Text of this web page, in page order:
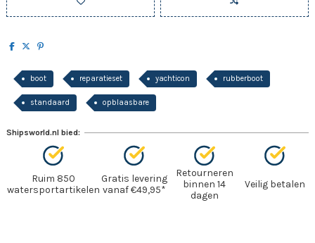
boot reparatieset yachticon rubberboot
standaard opblaasbare
Shipsworld.nl bied:
Ruim 850
watersportartikelen
Gratis levering
vanaf €49,95*
Retourneren
binnen 14
dagen
Veilig betalen